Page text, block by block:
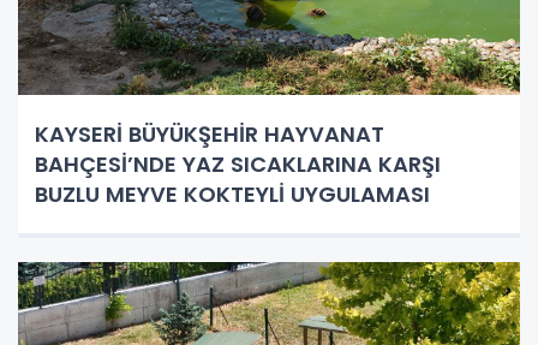
KAYSERİ BÜYÜKŞEHİR HAYVANAT
BAHÇESİ’NDE YAZ SICAKLARINA KARŞI
BUZLU MEYVE KOKTEYLİ UYGULAMASI